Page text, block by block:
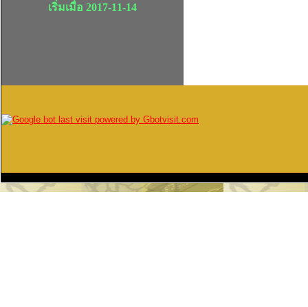
เริ่มเมื่อ 2017-11-14